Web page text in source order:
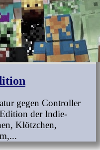
gegen Controller
der Indie-
Klötzchen,